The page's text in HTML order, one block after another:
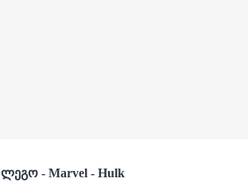
ლეგო - Marvel - Hulk